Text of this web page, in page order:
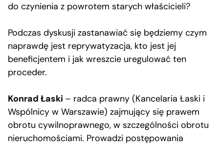
do czynienia z powrotem starych właścicieli?
Podczas dyskusji zastanawiać się będziemy czym
naprawdę jest reprywatyzacja, kto jest jej
beneficjentem i jak wreszcie uregulować ten
proceder.
Konrad Łaski – radca prawny (Kancelaria Łaski i
Wspólnicy w Warszawie) zajmujący się prawem
obrotu cywilnoprawnego, w szczególności obrotu
nieruchomościami. Prowadzi postępowania